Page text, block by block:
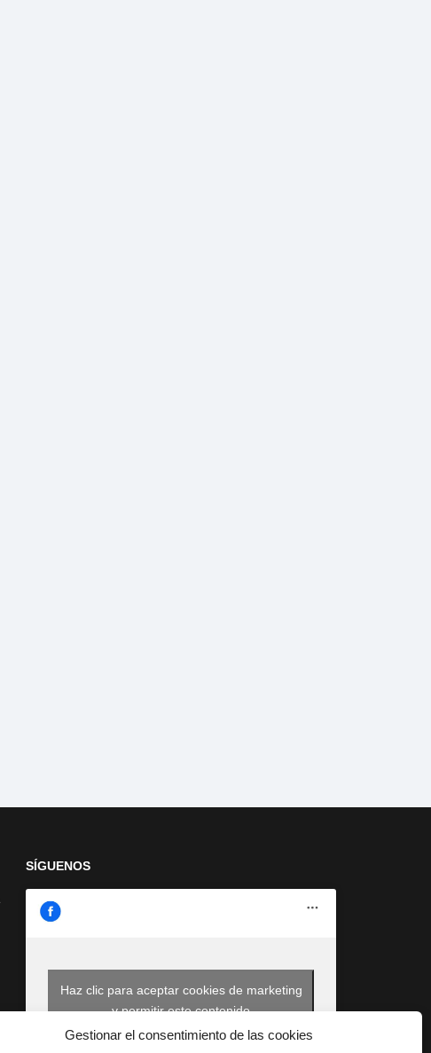
Gestionar el consentimiento de las cookies
SÍGUENOS
Haz clic para aceptar cookies de marketing
y permitir este contenido